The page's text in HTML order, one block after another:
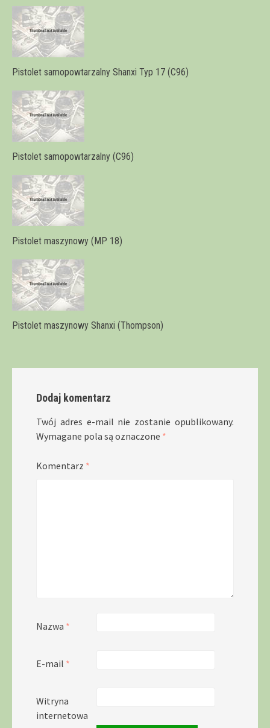
Pistolet samopowtarzalny Shanxi Typ 17 (C96)
Pistolet samopowtarzalny (C96)
Pistolet maszynowy (MP 18)
Pistolet maszynowy Shanxi (Thompson)
Dodaj komentarz
Twój adres e-mail nie zostanie opublikowany.
Wymagane pola są oznaczone *
Komentarz *
Nazwa *
E-mail *
Witryna
internetowa